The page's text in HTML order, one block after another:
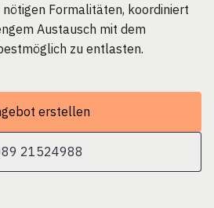
Formalitäten, koordiniert
Austausch mit dem
zu entlasten.
erstellen
21524988